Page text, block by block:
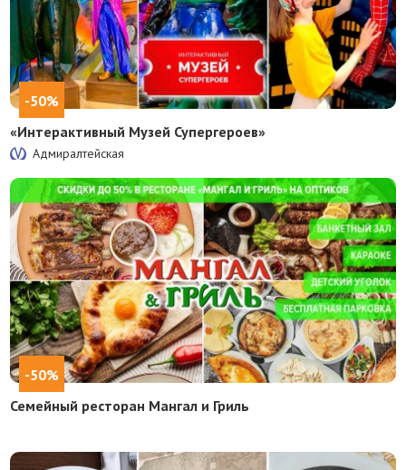
-50%
«Интерактивный Музей Супергероев»
Адмиралтейская
-50%
Семейный ресторан Мангал и Гриль